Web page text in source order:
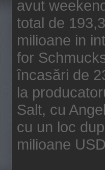
avut
total de
milioane in
for
încasări de
la
Salt, cu
cu un loc
milioane